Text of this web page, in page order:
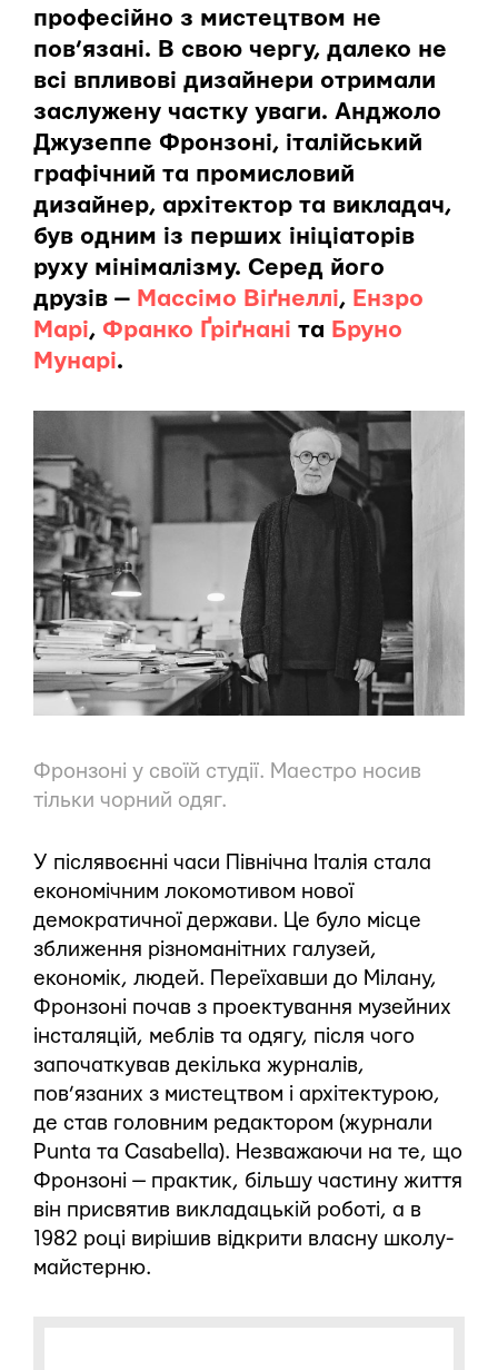
професійно з мистецтвом не
пов’язані. В свою чергу, далеко не
всі впливові дизайнери отримали
заслужену частку уваги. Анджоло
Джузеппе Фронзоні, італійський
графічний та промисловий
дизайнер, архітектор та викладач,
був одним із перших ініціаторів
руху мінімалізму. Серед його
друзів — Массімо Віґнеллі, Ензро
Марі, Франко Ґріґнані та Бруно
Мунарі.
Фронзоні у своїй студії. Маестро носив
тільки чорний одяг.
У післявоєнні часи Північна Італія стала
економічним локомотивом нової
демократичної держави. Це було місце
зближення різноманітних галузей,
економік, людей. Переїхавши до Мілану,
Фронзоні почав з проектування музейних
інсталяцій, меблів та одягу, після чого
започаткував декілька журналів,
пов’язаних з мистецтвом і архітектурою,
де став головним редактором (журнали
Punta та Casabella). Незважаючи на те, що
Фронзоні — практик, більшу частину життя
він присвятив викладацькій роботі, а в
1982 році вирішив відкрити власну школу-
майстерню.